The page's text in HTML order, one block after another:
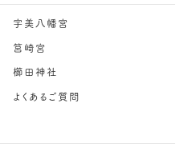
宇美八幡宮
筥崎宮
櫛田神社
よくあるご質問